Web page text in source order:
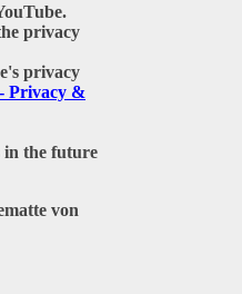
privacy
privacy
Privacy &
in the future
von